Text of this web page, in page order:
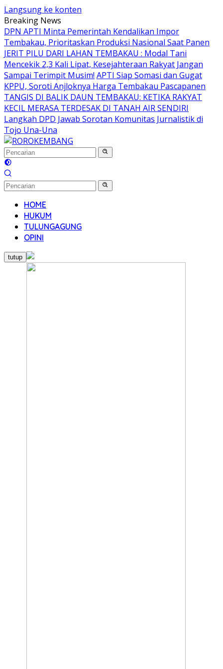
Langsung ke konten
Breaking News
DPN APTI Minta Pemerintah Kendalikan Impor
Tembakau, Prioritaskan Produksi Nasional Saat Panen
JERIT PILU DARI LAHAN TEMBAKAU ​: Modal Tani
Mencekik 2,3 Kali Lipat, Kesejahteraan Rakyat Jangan
Sampai Terimpit Musim! APTI Siap Somasi dan Gugat
KPPU, Soroti Anjloknya Harga Tembakau Pascapanen
TANGIS DI BALIK DAUN TEMBAKAU: KETIKA RAKYAT
KECIL MERASA TERDESAK DI TANAH AIR SENDIRI
Langkah DPD Jawab Sorotan Komunitas Jurnalistik di
Tojo Una-Una
HOME
HUKUM
TULUNGAGUNG
OPINI
tutup